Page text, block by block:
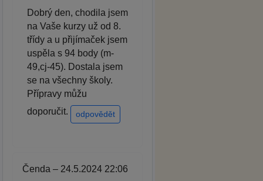
Dobrý den, chodila jsem
na Vaše kurzy už od 8.
třídy a u přijímaček jsem
uspěla s 94 body (m-
49,cj-45). Dostala jsem
se na všechny školy.
Přípravy můžu
doporučit.
odpovědět
Čenda – 24.5.2024 22:06